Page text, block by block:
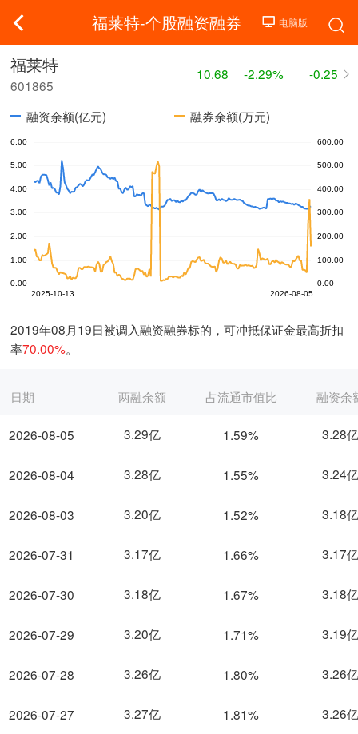
福莱特-个股融资融券
福莱特
601865
10.68 -2.29% -0.25
融资余额(亿元) 融券余额(万元)
2019年08月19日被调入融资融券标的，可冲抵保证金最高折扣
率70.00%。
日期
2026-08-05
2026-08-04
2026-08-03
2026-07-31
2026-07-30
2026-07-29
2026-07-28
2026-07-27
两融余额 占流通市值比 融资余
3.29亿 1.59% 3.28亿
3.28亿 1.55% 3.24亿
3.20亿 1.52% 3.18亿
3.17亿 1.66% 3.17亿
3.18亿 1.67% 3.18亿
3.20亿 1.71% 3.19亿
3.26亿 1.80% 3.26亿
3.27亿 1.81% 3.26亿